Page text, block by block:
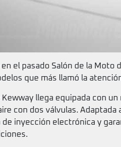
el pasado Salón de la Moto
que más llamó la
llega equipada con
con dos válvulas.
inyección electrónica y